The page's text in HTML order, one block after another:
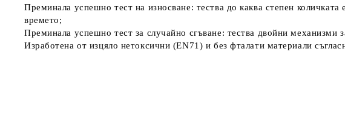
Преминала успешно тест на износване: тества до каква степен
времето;
Преминала успешно тест за случайно сгъване: тества двойни механизми
Изработена от изцяло нетоксични (EN71) и без фталати материали